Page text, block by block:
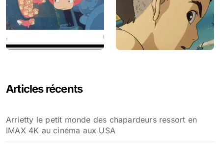
Articles récents
Arrietty le petit monde des chapardeurs ressort en
IMAX 4K au cinéma aux USA